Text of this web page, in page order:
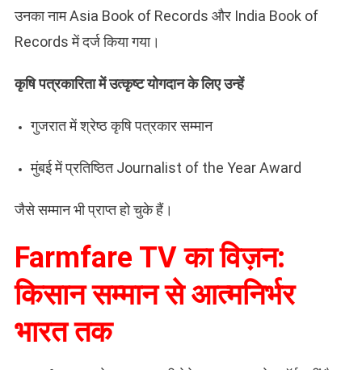
उनका नाम Asia Book of Records और India Book of
Records में दर्ज किया गया।
कृषि पत्रकारिता में उत्कृष्ट योगदान के लिए उन्हें
गुजरात में श्रेष्ठ कृषि पत्रकार सम्मान
मुंबई में प्रतिष्ठित Journalist of the Year Award
जैसे सम्मान भी प्राप्त हो चुके हैं।
Farmfare TV का विज़न:
किसान सम्मान से आत्मनिर्भर
भारत तक